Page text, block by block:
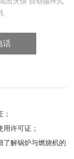
话
许可证；
了解锅炉与燃烧机的